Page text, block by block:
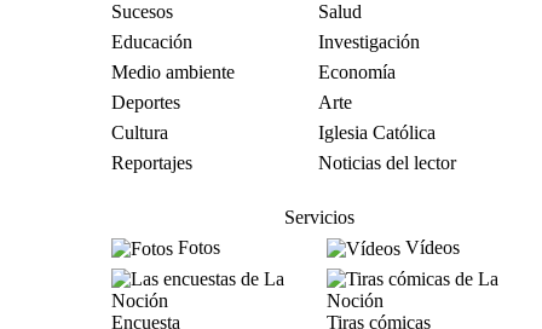
Sucesos
Salud
Educación
Investigación
Medio ambiente
Economía
Deportes
Arte
Cultura
Iglesia Católica
Reportajes
Noticias del lector
Servicios
Fotos
Vídeos
Encuesta Tiras cómicas